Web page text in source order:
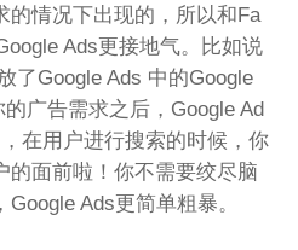
的情况下出现的，所以和Fa
Ads更接地气。比如说
了Google Ads 中的Google
广告需求之后，Google Ad
在用户进行搜索的时候，你
的面前啦！你不需要绞尽脑
Ads更简单粗暴。